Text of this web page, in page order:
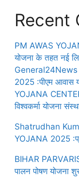
Recent
PM AWAS
योजना के तहत नई
General24News
2025 :पीएम आवास
YOJANA
विश्वकर्मा योजना
Shatrudhan
YOJANA 2025
BIHAR
पालन पोषण